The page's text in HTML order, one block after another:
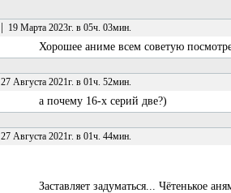
19 Марта 2023г. в 05ч. 03мин.
Хорошее аниме всем советую
27 Августа 2021г. в 01ч. 52мин.
а почему 16-х серий две?)
27 Августа 2021г. в 01ч. 44мин.
Заставляет задуматься... Чётенькое